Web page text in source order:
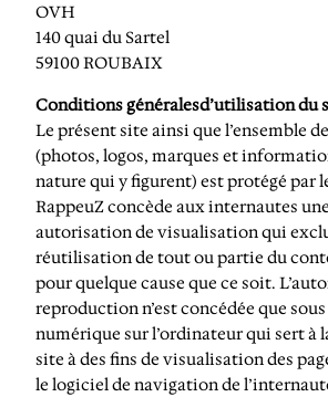
OVH
140 quai du Sartel
59100 ROUBAIX
Conditions généralesd’utilisation du
Le présent site ainsi que l’ensemble
(photos, logos, marques et
nature qui y figurent) est protégé par
RappeuZ concède aux internautes
autorisation de visualisation qui
réutilisation de tout ou partie du
pour quelque cause que ce soit.
reproduction n’est concédée que
numérique sur l’ordinateur qui sert à
site à des fins de visualisation des
le logiciel de navigation de